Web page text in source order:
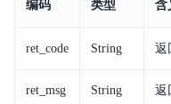
编码 类型 含
ret_code String 返
ret_msg String 返